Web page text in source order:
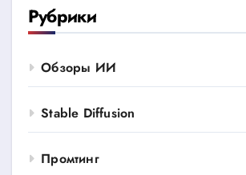
Рубрики
Обзоры ИИ
Stable Diffusion
Промтинг